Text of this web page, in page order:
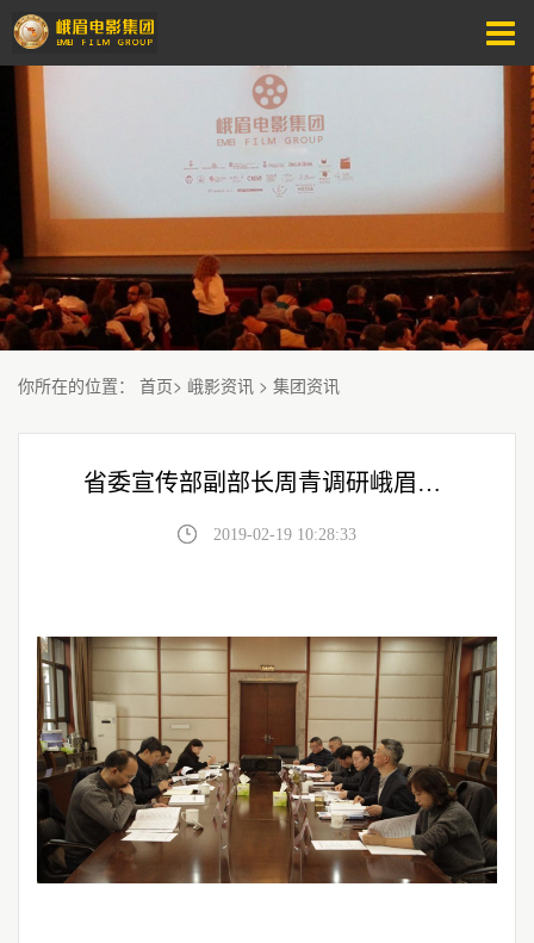
你所在的位置： 首页> 峨影资讯 > 集团资讯
省委宣传部副部长周青调研峨眉电影集团
2019-02-19 10:28:33